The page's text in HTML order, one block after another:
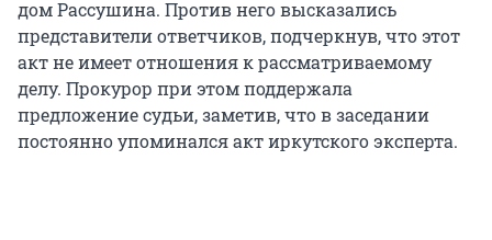
дом Рассушина. Против него высказались
представители ответчиков, подчеркнув, что этот
акт не имеет отношения к рассматриваемому
делу. Прокурор при этом поддержала
предложение судьи, заметив, что в заседании
постоянно упоминался акт иркутского эксперта.